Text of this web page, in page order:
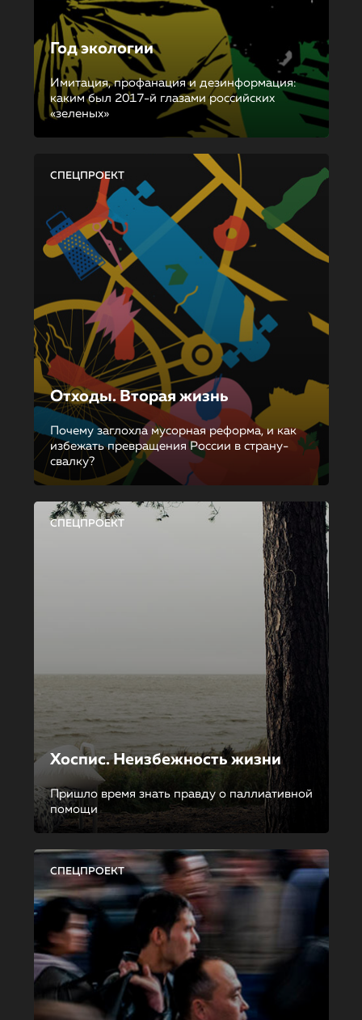
Год экологии
Имитация, профанация и дезинформация:
каким был 2017-й глазами российских
«зеленых»
СПЕЦПРОЕКТ
Отходы. Вторая жизнь
Почему заглохла мусорная реформа, и как
избежать превращения России в страну-
свалку?
СПЕЦПРОЕКТ
Хоспис. Неизбежность жизни
Пришло время знать правду о паллиативной
помощи
СПЕЦПРОЕКТ